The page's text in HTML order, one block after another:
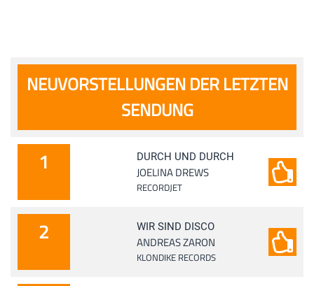
NEUVORSTELLUNGEN DER LETZTEN
SENDUNG
1 DURCH UND DURCH
JOELINA DREWS
RECORDJET
2 WIR SIND DISCO
ANDREAS ZARON
KLONDIKE RECORDS